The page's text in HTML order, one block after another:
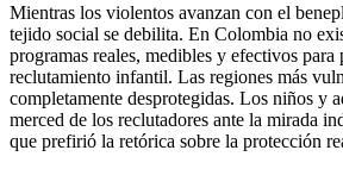
Mientras los violentos avanzan con el
tejido social se debilita. En Colombia no
programas reales, medibles y efectivos para
reclutamiento infantil. Las regiones más
completamente desprotegidas. Los niños y
merced de los reclutadores ante la mirada
que prefirió la retórica sobre la protección